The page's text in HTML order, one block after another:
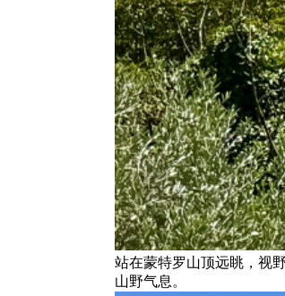
站在蒙特罗山顶远眺，视
山野气息。